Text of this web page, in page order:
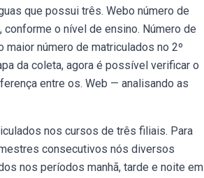
que possui três. Webo número de
o nível de ensino. Número de
número de matriculados no 2º
da coleta, agora é possível verificar o
entre os. Web — analisando as
nos cursos de três filiais. Para
consecutivos nós diversos
nos períodos manhã, tarde e noite em